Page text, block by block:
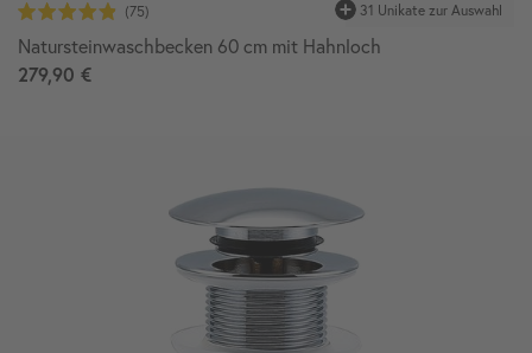
31 Unikate zur Auswahl
Natursteinwaschbecken 60 cm mit Hahnloch
279,90 €